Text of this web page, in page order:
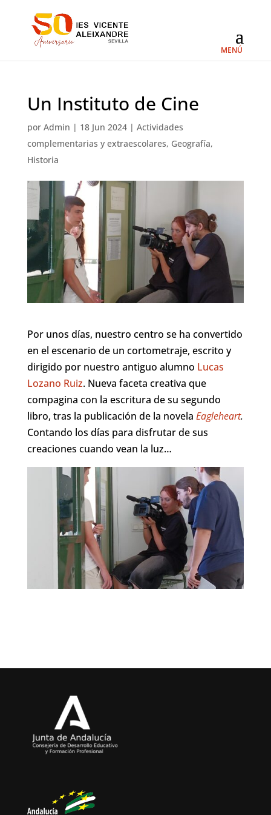
Un Instituto de Cine
por Admin | 18 Jun 2024| Actividades
complementarias y extraescolares, Geografía,
Historia
Por unos días, nuestro centro se ha convertido
en el escenario de un cortometraje, escrito y
dirigido por nuestro antiguo alumno Lucas
Lozano Ruiz. Nueva faceta creativa que
compagina con la escritura de su segundo
libro, tras la publicación de la novela Eagleheart.
Contando los días para disfrutar de sus
creaciones cuando vean la luz…